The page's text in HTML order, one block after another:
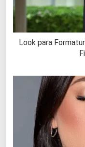
Look para